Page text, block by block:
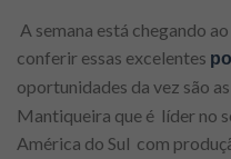
A semana está chegando
conferir essas excelentes
oportunidades da vez são as
Mantiqueira que é líder no
América do Sul com